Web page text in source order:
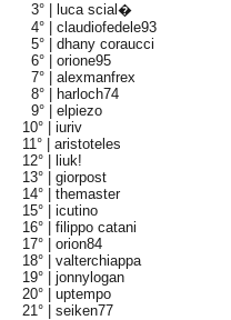
3° |
luca scial�
4° |claudiofedele93
5° |dhany coraucci
6° |orione95
7° |alexmanfrex
8° |
harloch74
9° |elpiezo
10° |iuriv
11° |aristoteles
12° |
liuk!
13° |giorpost
14° |themaster
15° |icutino
16° |filippo catani
17° |orion84
18° |valterchiappa
19° |jonnylogan
20° |uptempo
21° |seiken77